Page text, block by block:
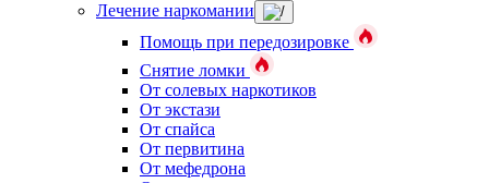
Лечение наркомании
Помощь при передозировке
Снятие ломки
От солевых наркотиков
От экстази
От спайса
От первитина
От мефедрона